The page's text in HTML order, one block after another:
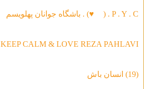
P . Y . C . (
♥) . باشگاه جوانان پهلویسم
KEEP CALM & LOVE REZA PAHLAVI
(19) انسان باش